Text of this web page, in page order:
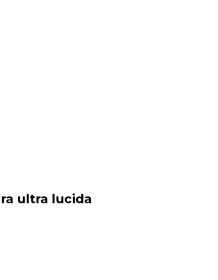
ultra lucida